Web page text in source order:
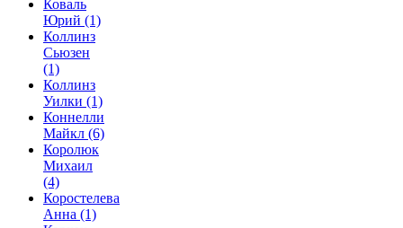
Коваль
Юрий (1)
Коллинз
Сьюзен
(1)
Коллинз
Уилки (1)
Коннелли
Майкл (6)
Королюк
Михаил
(4)
Коростелева
Анна (1)